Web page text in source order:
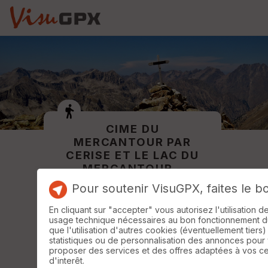
CIME DU
MERCANTOUR PAR
CERISE ET LE LAC DU
MERCANTOUR -
RETOUR PAR
L'ARRÊTE EST, LE
COL DU
MERCANTOUR ET
LES ERPS.
Pour soutenir VisuGPX, faites le
En cliquant sur "accepter" vous autorisez l'utilisation
usage technique nécessaires au bon fonctionnement
que l'utilisation d'autres cookies (éventuellement
statistiques ou de personnalisation des annonces pour
proposer des services et des offres adaptées à vos
d'interêt.